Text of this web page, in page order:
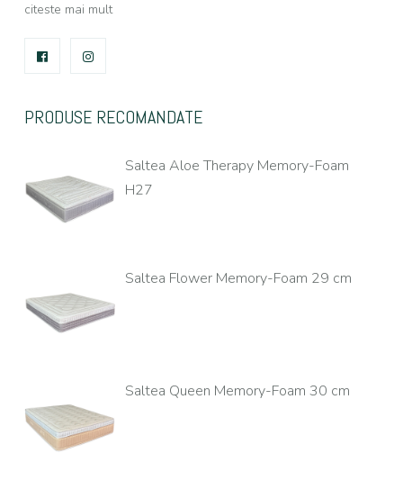
citeste mai mult
FACEBOOK
PRODUSE RECOMANDATE
Saltea Aloe Therapy Memory-Foam
H27
Saltea Flower Memory-Foam 29 cm
Saltea Queen Memory-Foam 30 cm